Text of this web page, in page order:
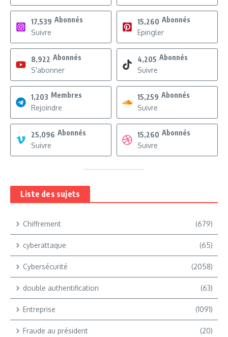
17,539 Abonnés
Suivre
15,260 Abonnés
Epingler
8,922 Abonnés
S'abonner
4,205 Abonnés
Suivre
1,203 Membres
Rejoindre
15,259 Abonnés
Suivre
25,096 Abonnés
Suivre
15,260 Abonnés
Suivre
Liste des sujets
Chiffrement (679)
cyberattaque (65)
Cybersécurité (2058)
double authentification (63)
Entreprise (1091)
Fraude au président (20)